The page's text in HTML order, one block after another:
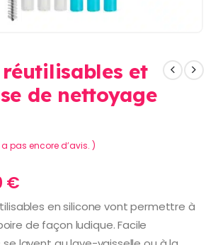
et
de nettoyage
a pas encore d’avis. )
€Le
prix
actuel
est :
en silicone vont permettre à
de façon ludique. Facile